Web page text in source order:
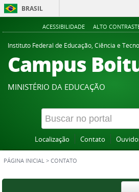
BRASIL
ACESSIBILIDADE ALTO
Instituto Federal de Educação, Ciência e
Campus
MINISTÉRIO DA EDUCAÇÃO
Localização Contato
PÁGINA INICIAL > CONTATO